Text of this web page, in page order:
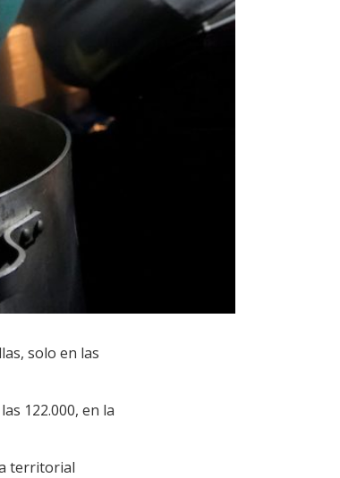
solo en las
122.000, en la
territorial